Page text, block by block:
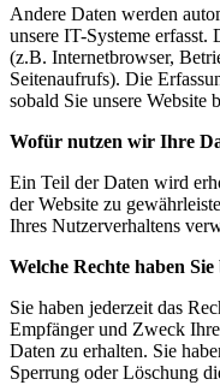
Andere Daten werden
unsere IT-Systeme erfasst.
(z.B. Internetbrowser,
Seitenaufrufs). Die
sobald Sie unsere Website
Wofür nutzen wir Ihre
Ein Teil der Daten wird
der Website zu
Ihres Nutzerverhaltens
Welche Rechte haben
Sie haben jederzeit das
Empfänger und Zweck
Daten zu erhalten. Sie
Sperrung oder Löschung